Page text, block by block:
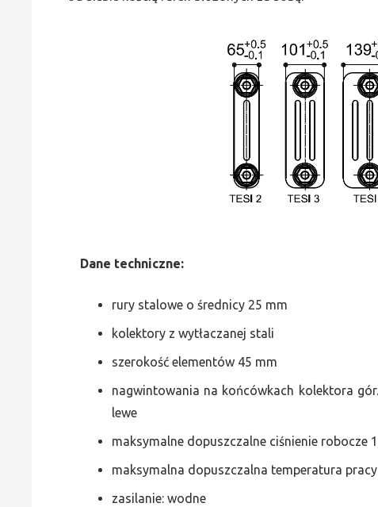
Dane techniczne:
rury stalowe o średnicy 25 mm
kolektory z wytłaczanej stali
szerokość elementów 45 mm
nagwintowania na końcówkach kolektora
lewe
maksymalne dopuszczalne ciśnienie robocze
maksymalna dopuszczalna temperatura pracy
zasilanie: wodne